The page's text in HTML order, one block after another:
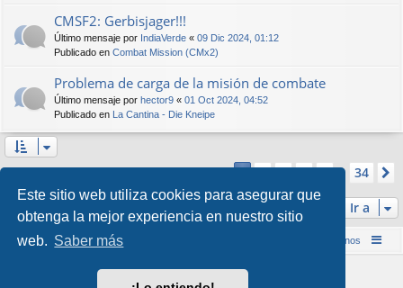
Este sitio web utiliza cookies para asegurar que
obtenga la mejor experiencia en nuestro sitio
web. Saber más
CMSF2: Gerbisjager!!!
Último mensaje por IndiaVerde « 09 Dic 2024, 01:12
Publicado en Combat Mission (CMx2)
Problema de carga de la misión de combate
Último mensaje por hector9 « 01 Oct 2024, 04:52
Publicado en La Cantina - Die Kneipe
Página1de34
1 2 3 4 5 … 34
Ir a
Inicio (Web) Foro Punta de Lanza Wargames Contáctenos
Desarrollado porphpBB® Forum Software © phpBB Limited